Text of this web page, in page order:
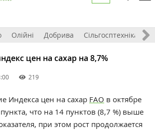
Олійні Добрива Сільгосптехніка
цен на сахар на 8,7%
219
Индекса цен на сахар FAO в октябре
что на 14 пунктов (8,7 %) выше
при этом рост продолжается